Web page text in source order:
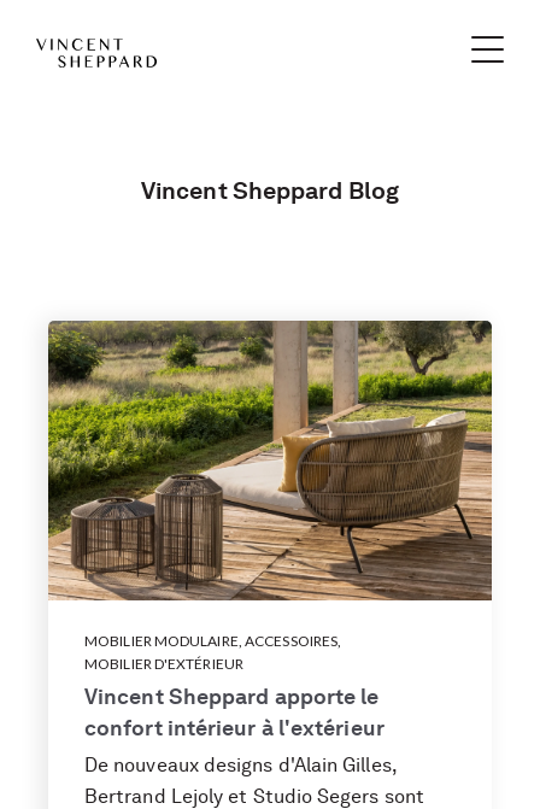
Vincent Sheppard Blog
MOBILIER MODULAIRE ,ACCESSOIRES
MOBILIER D'EXTÉRIEUR
Vincent Sheppard apporte le
confort intérieur à l'extérieur
De nouveaux designs d'Alain Gilles,
Bertrand Lejoly et Studio Segers sont